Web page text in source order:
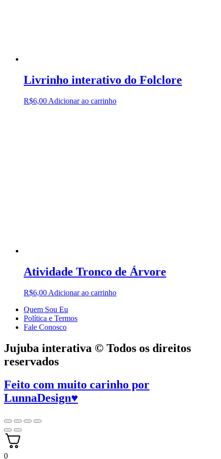
Livrinho interativo do Folclore
R$6,00 Adicionar ao carrinho
Atividade Tronco de Árvore
R$6,00 Adicionar ao carrinho
Quem Sou Eu
Política e Termos
Fale Conosco
Jujuba interativa © Todos os direitos
reservados
Feito com muito carinho por
LunnaDesign♥
0